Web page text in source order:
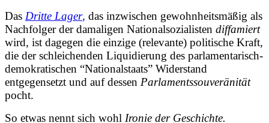
Das Dritte Lager, das inzwischen gewohnheitsmäßig als
Nachfolger der damaligen Nationalsozialisten diffamiert
wird, ist dagegen die einzige (relevante) politische Kraft,
die der schleichenden Liquidierung des parlamentarisch-
demokratischen “Nationalstaats” Widerstand
entgegensetzt und auf dessen Parlamentssouveränität
pocht.
So etwas nennt sich wohl Ironie der Geschichte.